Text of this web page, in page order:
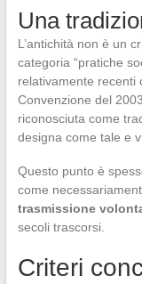
Una
L’antichità non è un
categoria “pratiche
relativamente recenti
Convenzione del
riconosciuta come
designa come tale e
Questo punto è
come
trasmissione
secoli trascorsi.
Criteri